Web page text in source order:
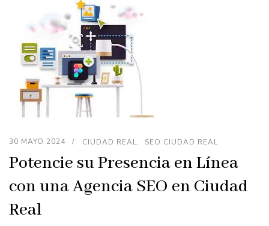
30 MAYO 2024 CIUDAD REAL SEO CIUDAD REAL
Potencie su Presencia en Línea
con una Agencia SEO en Ciudad
Real